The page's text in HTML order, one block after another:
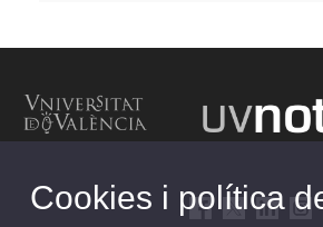
Cookies i política